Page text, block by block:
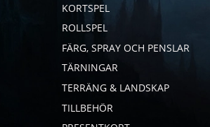
KORTSPEL
ROLLSPEL
FÄRG, SPRAY OCH PENSLAR
TÄRNINGAR
TERRÄNG & LANDSKAP
TILLBEHÖR